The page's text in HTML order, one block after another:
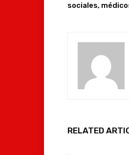
sociales,
RELATED